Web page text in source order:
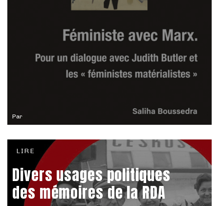
Par
LIRE
Divers usages politiques
des mémoires de la RDA